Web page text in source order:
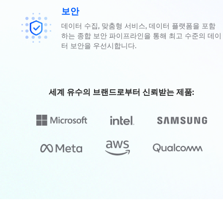
보안
데이터 수집, 맞춤형 서비스, 데이터 플랫폼을 포함
하는 종합 보안 파이프라인을 통해 최고 수준의 데이
터 보안을 우선시합니다.
세계 유수의 브랜드로부터 신뢰받는 제품: